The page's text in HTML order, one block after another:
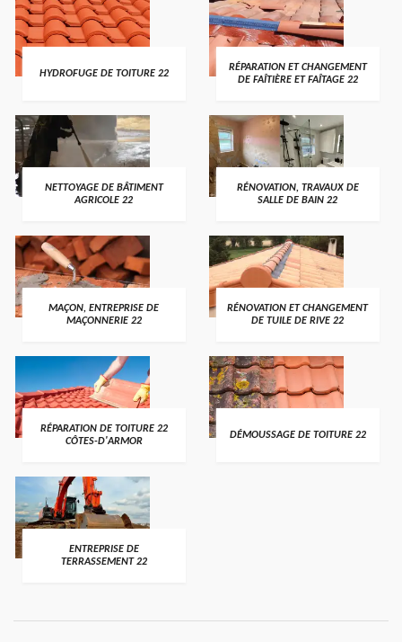
HYDROFUGE DE TOITURE 22
RÉPARATION ET CHANGEMENT
DE FAÎTIÈRE ET FAÎTAGE 22
NETTOYAGE DE BÂTIMENT
AGRICOLE 22
RÉNOVATION, TRAVAUX DE
SALLE DE BAIN 22
MAÇON, ENTREPRISE DE
MAÇONNERIE 22
RÉNOVATION ET CHANGEMENT
DE TUILE DE RIVE 22
RÉPARATION DE TOITURE 22
CÔTES-D'ARMOR
DÉMOUSSAGE DE TOITURE 22
ENTREPRISE DE
TERRASSEMENT 22